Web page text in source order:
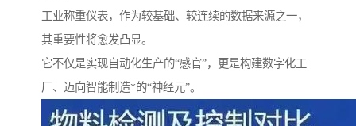
工业称重仪表，作为较基础、较连续的数据来源之一，
其重要性将愈发凸显。
它不仅是实现自动化生产的“感官”，更是构建数字化工
厂、迈向智能制造*的“神经元”。